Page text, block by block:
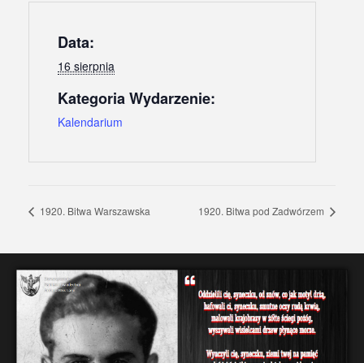
Data:
16 sierpnia
Kategoria Wydarzenie:
Kalendarium
1920. Bitwa Warszawska 1920. Bitwa pod Zadwórzem